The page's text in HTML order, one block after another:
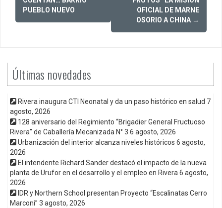
PUEBLO NUEVO
OFICIAL DE MARNE
OSORIO A CHINA →
Últimas novedades
Rivera inaugura CTI Neonatal y da un paso histórico en salud 7
agosto, 2026
128 aniversario del Regimiento “Brigadier General Fructuoso
Rivera” de Caballería Mecanizada N° 3 6 agosto, 2026
Urbanización del interior alcanza niveles históricos 6 agosto,
2026
El intendente Richard Sander destacó el impacto de la nueva
planta de Urufor en el desarrollo y el empleo en Rivera 6 agosto,
2026
IDR y Northern School presentan Proyecto “Escalinatas Cerro
Marconi” 3 agosto, 2026